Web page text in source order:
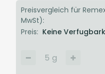
Preisvergleich für
MwSt):
Preis: Keine
5 g